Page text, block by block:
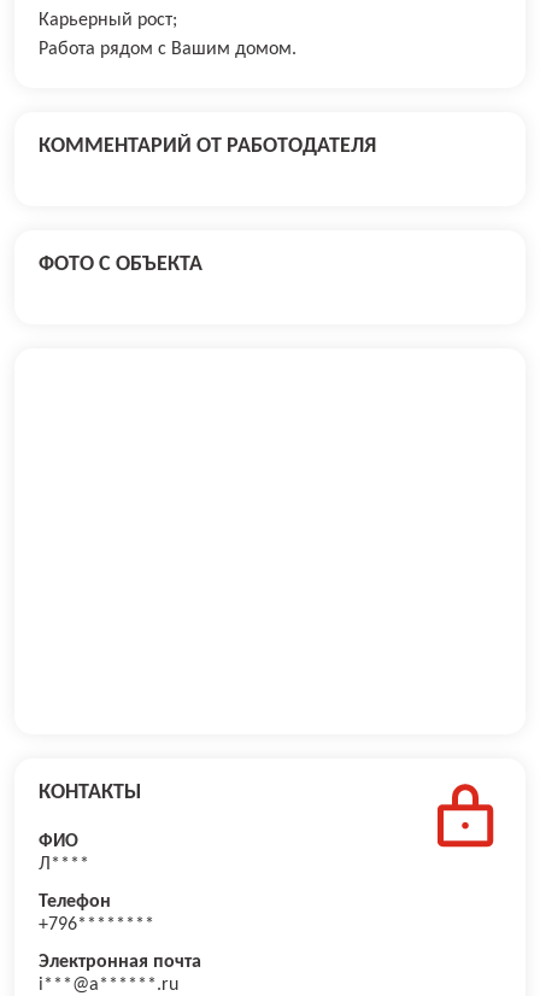
Карьерный рост;
Работа рядом с Вашим домом.
КОММЕНТАРИЙ ОТ РАБОТОДАТЕЛЯ
ФОТО С ОБЪЕКТА
КОНТАКТЫ
ФИО
Л****
Телефон
+796********
Электронная почта
i***@a******.ru